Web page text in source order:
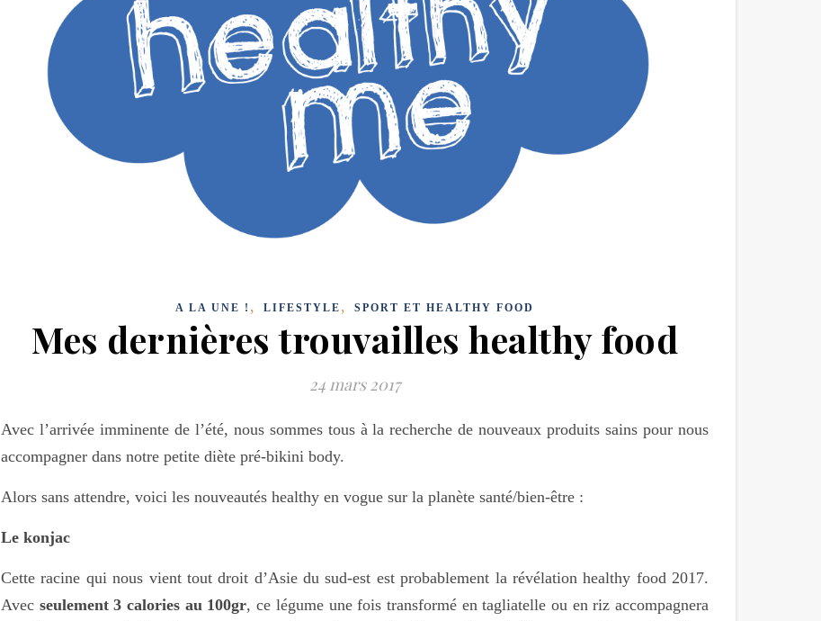
A LA UNE ! , LIFESTYLE , SPORT ET HEALTHY FOOD
Mes dernières trouvailles healthy food
24 mars 2017
Avec l’arrivée imminente de l’été, nous sommes tous à la recherche de nouveaux produits sains pour nous
accompagner dans notre petite diète pré-bikini body.
Alors sans attendre, voici les nouveautés healthy en vogue sur la planète santé/bien-être :
Le konjac
Cette racine qui nous vient tout droit d’Asie du sud-est est probablement la révélation healthy food 2017.
Avec seulement 3 calories au 100gr, ce légume une fois transformé en tagliatelle ou en riz accompagnera